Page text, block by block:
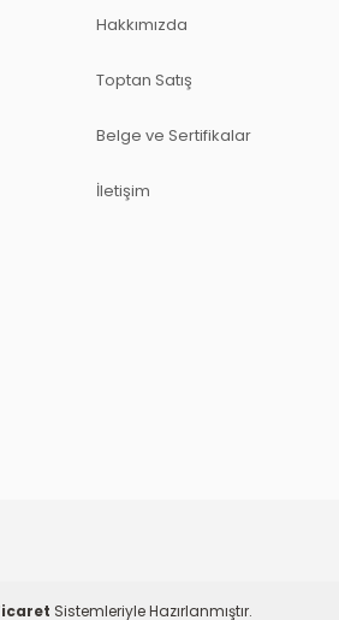
Hakkımızda
Toptan Satış
Belge ve Sertifikalar
İletişim
Sistemleriyle Hazırlanmıştır.